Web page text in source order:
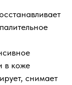
в коже
снимает